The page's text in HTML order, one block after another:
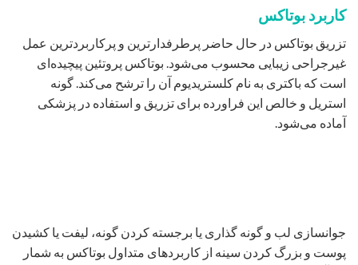
کاربرد بوتاکس
تزریق بوتاکس در حال حاضر پرطرفدارترین و پرکاربردترین عمل
غیرجراحی زیبایی محسوب می‌شود. بوتاکس پروتئین پیچیده‌ای
است که باکتری به نام کلستریدیوم آن را ترشح می‌کند. گونه
استریل و خالص این فراورده برای تزریق و استفاده در پزشکی
آماده می‌شود.
جوانسازی لب و گونه گذاری یا برجسته کردن گونه، لیفت یا کشیدن
پوست و بزرگ کردن سینه از کاربردهای متداول بوتاکس به شمار